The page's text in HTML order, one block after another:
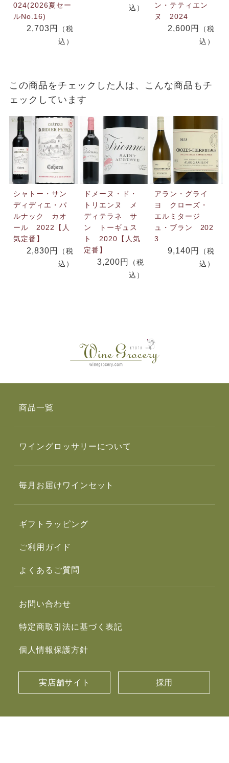
024(2026夏セー
ルNo.16)
2,703円
（税
込）
込）
ン・テティエン
ヌ 2024
2,600円
（税
込）
この商品をチェックした人は、こんな商品もチ
ェックしています
シャトー・サン
ディディエ・パ
ルナック カオ
ール 2022【人
気定番】
2,830円
（税
込）
ドメーヌ・ド・
トリエンヌ メ
ディテラネ サ
ン トーギュス
ト 2020【人気
定番】
3,200円
（税
込）
アラン・グライ
ヨ クローズ・
エルミタージ
ュ・ブラン 202
3
9,140円
（税
込）
商品一覧
ワイングロッサリーについて
毎月お届けワインセット
ギフトラッピング
ご利用ガイド
よくあるご質問
お問い合わせ
特定商取引法に基づく表記
個人情報保護方針
実店舗サイト 採用